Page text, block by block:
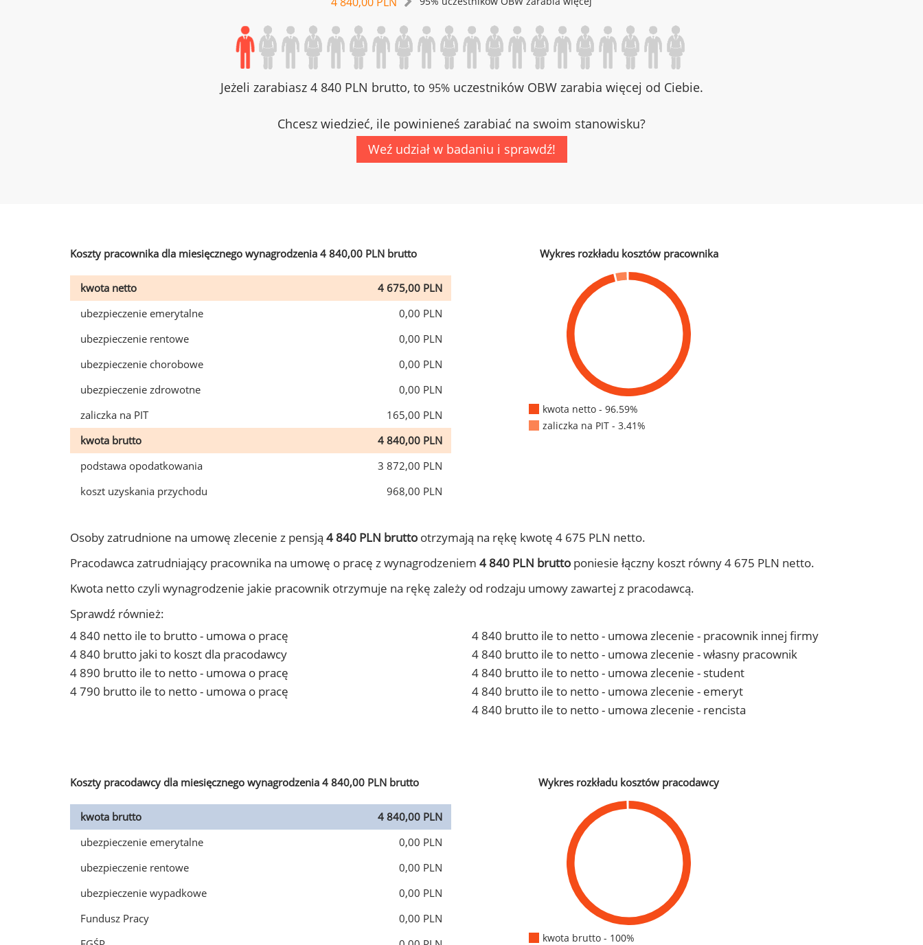
Jeżeli zarabiasz 4 840 PLN brutto, to 95%uczestników OBW zarabia więcej od Ciebie.
Chcesz wiedzieć, ile powinieneś zarabiać na swoim stanowisku?
Weź udział w badaniu i sprawdź!
Koszty pracownika dla miesięcznego wynagrodzenia 4 840,00 PLN brutto
kwota netto
4 675,00 PLN
ubezpieczenie emerytalne
0,00 PLN
ubezpieczenie rentowe
0,00 PLN
ubezpieczenie chorobowe
0,00 PLN
ubezpieczenie zdrowotne
0,00 PLN
zaliczka na PIT
165,00 PLN
kwota brutto
4 840,00 PLN
podstawa opodatkowania
3 872,00 PLN
koszt uzyskania przychodu
968,00 PLN
Wykres rozkładu kosztów pracownika
kwota netto - 96.59%
zaliczka na PIT - 3.41%
Osoby zatrudnione na umowę zlecenie z pensją 4 840 PLN brutto otrzymają na rękę kwotę 4 675 PLN netto.
Pracodawca zatrudniający pracownika na umowę o pracę z wynagrodzeniem 4 840 PLN brutto poniesie łączny koszt równy 4 675 PLN netto.
Kwota netto czyli wynagrodzenie jakie pracownik otrzymuje na rękę zależy od rodzaju umowy zawartej z pracodawcą.
Sprawdź również:
4 840 netto ile to brutto - umowa o pracę
4 840 brutto jaki to koszt dla pracodawcy
4 890 brutto ile to netto - umowa o pracę
4 790 brutto ile to netto - umowa o pracę
4 840 brutto ile to netto - umowa zlecenie - pracownik innej firmy
4 840 brutto ile to netto - umowa zlecenie - własny pracownik
4 840 brutto ile to netto - umowa zlecenie - student
4 840 brutto ile to netto - umowa zlecenie - emeryt
4 840 brutto ile to netto - umowa zlecenie - rencista
Koszty pracodawcy dla miesięcznego wynagrodzenia 4 840,00 PLN brutto
kwota brutto
4 840,00 PLN
ubezpieczenie emerytalne
0,00 PLN
ubezpieczenie rentowe
0,00 PLN
ubezpieczenie wypadkowe
0,00 PLN
Fundusz Pracy
0,00 PLN
Wykres rozkładu kosztów pracodawcy
kwota brutto - 100%